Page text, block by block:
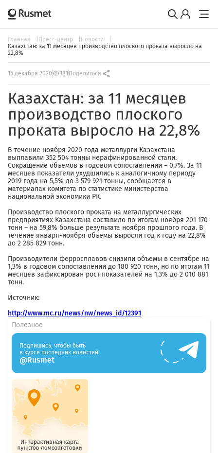
Главная Пресс-центр
Новости
Казахстан: за 11 месяцев производство плоского проката выросло на
22,8%
15 декабря 2020 381 Поделиться
Казахстан: за 11 месяцев
производство плоского
проката выросло на 22,8%
В течение ноября 2020 года металлурги Казахстана
выплавили 352 504 тонны нерафинированной стали.
Сокращение объемов в годовом сопоставлении – 0,7%. За 11
месяцев показатели ухудшились к аналогичному периоду
2019 года на 5,5% до 3 579 921 тонны, сообщается в
материалах комитета по статистике министерства
национальной экономики РК.
Производство плоского проката на металлургических
предприятиях Казахстана составило по итогам ноября 201 170
тонн – на 59,8% больше результата ноября прошлого года. В
течение января-ноября объемы выросли год к году на 22,8%
до 2 285 829 тонн.
Производители ферросплавов снизили объемы в сентябре на
1,3% в годовом сопоставлении до 180 920 тонн, но по итогам 11
месяцев зафиксирован рост показателей на 1,3% до 2 010 881
тонн.
Источник:
http://www.mc.ru/news/nw/news_id/12391
Полезное
Подпишись, чтобы быть
в курсе последних новостей
@Rusmet